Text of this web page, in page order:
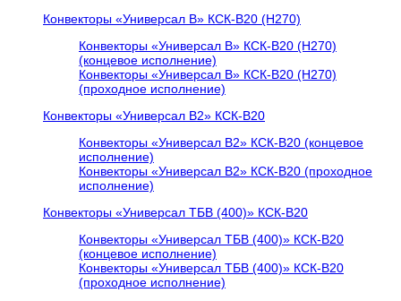
Конвекторы «Универсал В» КСК-В20 (H270)
Конвекторы «Универсал В» КСК-В20 (H270)
(концевое исполнение)
Конвекторы «Универсал В» КСК-В20 (H270)
(проходное исполнение)
Конвекторы «Универсал В2» КСК-В20
Конвекторы «Универсал В2» КСК-В20 (концевое
исполнение)
Конвекторы «Универсал В2» КСК-В20 (проходное
исполнение)
Конвекторы «Универсал ТБВ (400)» КСК-В20
Конвекторы «Универсал ТБВ (400)» КСК-В20
(концевое исполнение)
Конвекторы «Универсал ТБВ (400)» КСК-В20
(проходное исполнение)